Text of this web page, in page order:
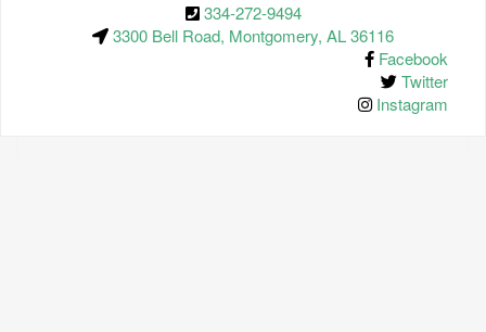
334-272-9494
3300 Bell Road, Montgomery, AL 36116
Facebook
Twitter
Instagram